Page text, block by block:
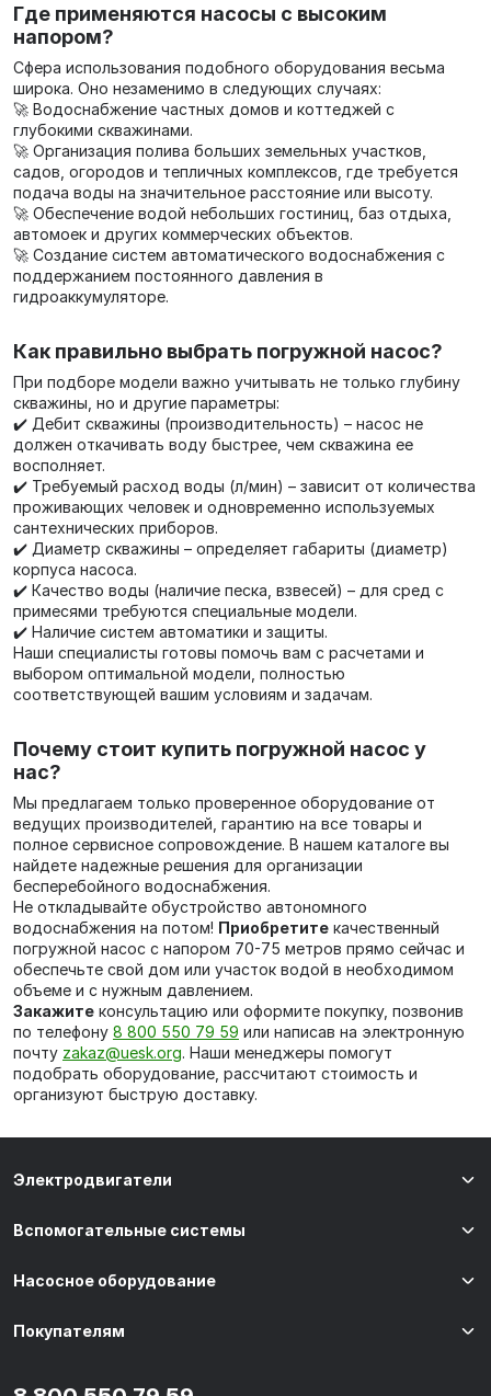
Где применяются насосы с высоким
напором?
Сфера использования подобного оборудования весьма
широка. Оно незаменимо в следующих случаях:
🚀 Водоснабжение частных домов и коттеджей с
глубокими скважинами.
🚀 Организация полива больших земельных участков,
садов, огородов и тепличных комплексов, где требуется
подача воды на значительное расстояние или высоту.
🚀 Обеспечение водой небольших гостиниц, баз отдыха,
автомоек и других коммерческих объектов.
🚀 Создание систем автоматического водоснабжения с
поддержанием постоянного давления в
гидроаккумуляторе.
Как правильно выбрать погружной насос?
При подборе модели важно учитывать не только глубину
скважины, но и другие параметры:
✔️ Дебит скважины (производительность) – насос не
должен откачивать воду быстрее, чем скважина ее
восполняет.
✔️ Требуемый расход воды (л/мин) – зависит от количества
проживающих человек и одновременно используемых
сантехнических приборов.
✔️ Диаметр скважины – определяет габариты (диаметр)
корпуса насоса.
✔️ Качество воды (наличие песка, взвесей) – для сред с
примесями требуются специальные модели.
✔️ Наличие систем автоматики и защиты.
Наши специалисты готовы помочь вам с расчетами и
выбором оптимальной модели, полностью
соответствующей вашим условиям и задачам.
Почему стоит купить погружной насос у
нас?
Мы предлагаем только проверенное оборудование от
ведущих производителей, гарантию на все товары и
полное сервисное сопровождение. В нашем каталоге вы
найдете надежные решения для организации
бесперебойного водоснабжения.
Не откладывайте обустройство автономного
водоснабжения на потом! Приобретите качественный
погружной насос с напором 70-75 метров прямо сейчас и
обеспечьте свой дом или участок водой в необходимом
объеме и с нужным давлением.
Закажите консультацию или оформите покупку, позвонив
по телефону 8 800 550 79 59 или написав на электронную
почту zakaz@uesk.org. Наши менеджеры помогут
подобрать оборудование, рассчитают стоимость и
организуют быструю доставку.
Электродвигатели
Вспомогательные системы
Насосное оборудование
Покупателям